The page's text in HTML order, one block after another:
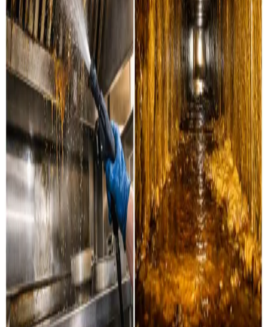
Industri & erhverv
Professionel rensning af industrielle ventilationssystemer
og erhvervsanlæg i Middelfart og omegn.
Læs mere